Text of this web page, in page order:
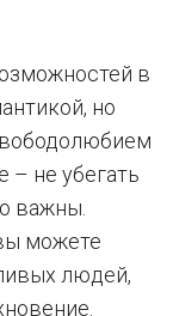
в
но
– не убегать
важны.
можете
людей,